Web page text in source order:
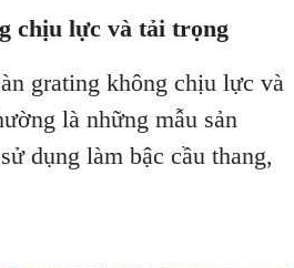
chịu lực và tải trọng
grating không chịu lực và
là những mẫu sản
dụng làm bậc cầu thang,